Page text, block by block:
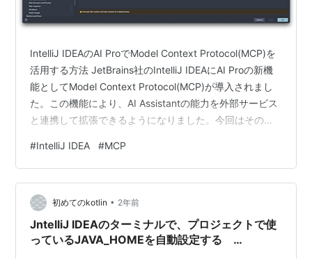
IntelliJ IDEAのAI ProでModel Context Protocol(MCP)を
活用する方法 JetBrains社のIntelliJ IDEAにAI Proの新機
能としてModel Context Protocol(MCP)が導入されまし
た。この機能により、AI Assistantの能力を外部サービス
と連携して拡張できるようになりました。今回はその設
IDEAの設定画面を開き、「AI Assistant」セクション内に
新たに追加された「Model Context Protocol(MCP)」を
選択します。 画面右…
#IntelliJ IDEA #MCP
初めてのkotlin • 2年前
JntelliJ IDEAのターミナルで、プロジェクトで使
っているJAVA_HOMEを自動設定する